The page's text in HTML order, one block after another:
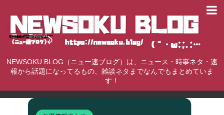
NEWSOKU BLOG（ニュー速ブログ）は、ニュース・時事ネタ・速
報から話題になってるもの、雑談ネタまでなんでもまとめていま
す！